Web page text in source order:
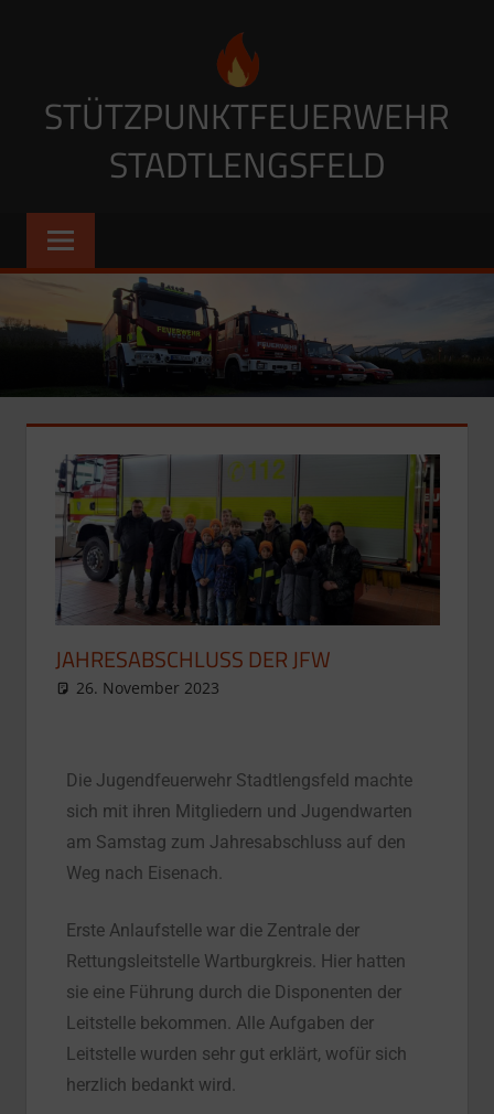
STÜTZPUNKTFEUERWEHR
STADTLENGSFELD
JAHRESABSCHLUSS DER JFW
26. November 2023
Die Jugendfeuerwehr Stadtlengsfeld machte
sich mit ihren Mitgliedern und Jugendwarten
am Samstag zum Jahresabschluss auf den
Weg nach Eisenach.
Erste Anlaufstelle war die Zentrale der
Rettungsleitstelle Wartburgkreis. Hier hatten
sie eine Führung durch die Disponenten der
Leitstelle bekommen. Alle Aufgaben der
Leitstelle wurden sehr gut erklärt, wofür sich
herzlich bedankt wird.